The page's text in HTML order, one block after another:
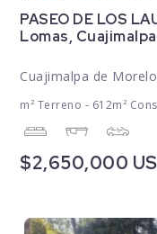
PASEO DE LOS
Lomas,
Cuajimalpa de
m² Terreno - 612m²
$2,650,000